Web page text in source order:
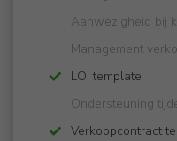
​​​​​​Aanwezigheid bij
Management
LOI template
Ondersteuning
Verkoopcontract